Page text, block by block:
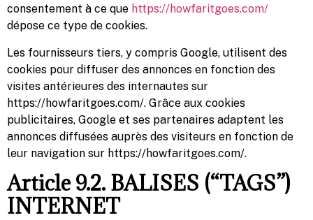
consentement à ce que https://howfaritgoes.com/
dépose ce type de cookies.
Les fournisseurs tiers, y compris Google, utilisent des
cookies pour diffuser des annonces en fonction des
visites antérieures des internautes sur
https://howfaritgoes.com/. Grâce aux cookies
publicitaires, Google et ses partenaires adaptent les
annonces diffusées auprès des visiteurs en fonction de
leur navigation sur https://howfaritgoes.com/.
Article 9.2. BALISES (“TAGS”)
INTERNET